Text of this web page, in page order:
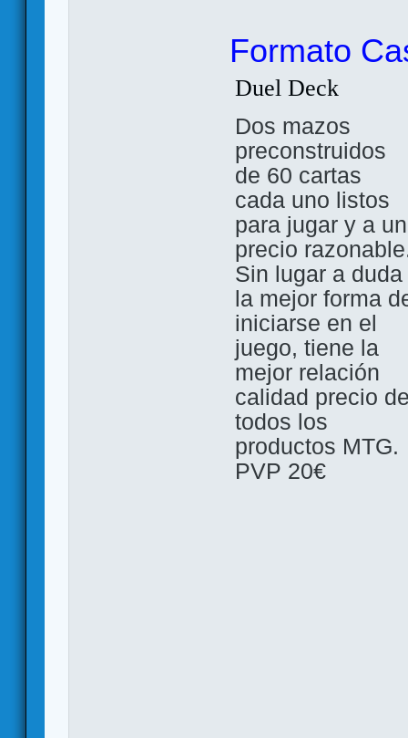
Formato
Duel Deck
Dos mazos
preconstruidos
de 60 cartas
cada uno listos
para jugar y a un
precio
Sin lugar a duda
la mejor forma
iniciarse en el
juego, tiene la
mejor relación
calidad precio
todos los
productos MTG.
PVP 20€